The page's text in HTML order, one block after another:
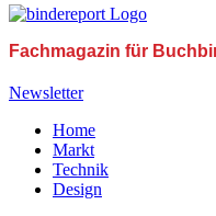
Fachmagazin für
Newsletter
Home
Markt
Technik
Design